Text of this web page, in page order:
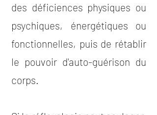
des déficiences physiques ou
psychiques, énergétiques ou
fonctionnelles, puis de rétablir
le pouvoir d'auto-guérison du
corps.